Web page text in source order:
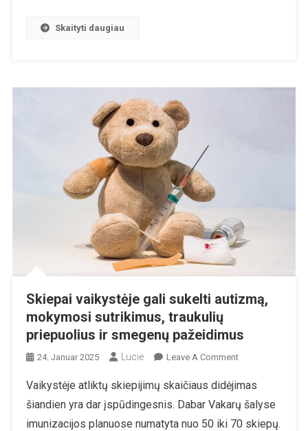
Skaityti daugiau
Skiepai vaikystėje gali sukelti autizmą,
mokymosi sutrikimus, traukulių
priepuolius ir smegenų pažeidimus
24. Januar 2025 Lucie Leave A CommentOn
Vaikystėje
Gali
Sukelti
Vaikystėje atliktų skiepijimų skaičiaus didėjimas
šiandien yra dar įspūdingesnis. Dabar Vakarų šalyse
imunizacijos planuose numatyta nuo 50 iki 70 skiepų.